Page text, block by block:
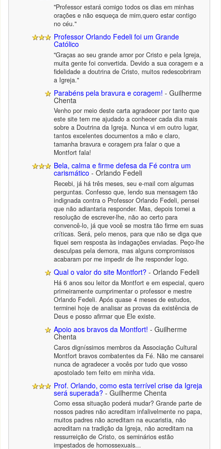
"Professor estará comigo todos os dias em minhas
orações e não esqueça de mim,quero estar contigo
no céu."
Professor Orlando Fedeli foi um Grande
Católico
"Graças ao seu grande amor por Cristo e pela Igreja,
muita gente foi convertida. Devido a sua coragem e a
fidelidade a doutrina de Cristo, muitos redescobriram
a Igreja."
Parabéns pela bravura e coragem! - Guilherme
Chenta
Venho por meio deste carta agradecer por tanto que
este site tem me ajudado a conhecer cada dia mais
sobre a Doutrina da Igreja. Nunca vi em outro lugar,
tantos excelentes documentos a mão e claro,
tamanha bravura e coragem pra falar o que a
Montfort fala!
Bela, calma e firme defesa da Fé contra um
carismático - Orlando Fedeli
Recebi, já há três meses, seu e-mail com algumas
perguntas. Confesso que, lendo sua mensagem tão
indignada contra o Professor Orlando Fedeli, pensei
que não adiantaria responder. Mas, depois tomei a
resolução de escrever-lhe, não ao certo para
convencê-lo, já que você se mostra tão firme em suas
críticas. Será, pelo menos, para que não se diga que
fiquei sem resposta às indagações enviadas. Peço-lhe
desculpas pela demora, mas alguns compromissos
acabaram por me impedir de lhe responder logo.
Qual o valor do site Montfort? - Orlando Fedeli
Há 6 anos sou leitor da Montfort e em especial, quero
primeiramente cumprimentar o professor e mestre
Orlando Fedeli. Após quase 4 meses de estudos,
terminei hoje de analisar as provas da existência de
Deus e posso afirmar que Ele existe.
Apoio aos bravos da Montfort! - Guilherme
Chenta
Caros digníssimos membros da Associação Cultural
Montfort bravos combatentes da Fé. Não me cansarei
nunca de agradecer a vocês por tudo que vosso
apostolado tem feito em minha vida.
Prof. Orlando, como esta terrível crise da Igreja
será superada? - Guilherme Chenta
Como essa situação poderá mudar? Grande parte de
nossos padres não acreditam infalivelmente no papa,
muitos padres não acreditam na eucaristia, não
acreditam na tradição da Igreja, não acreditam na
ressurreição de Cristo, os seminários estão
impestados de homossexuais...